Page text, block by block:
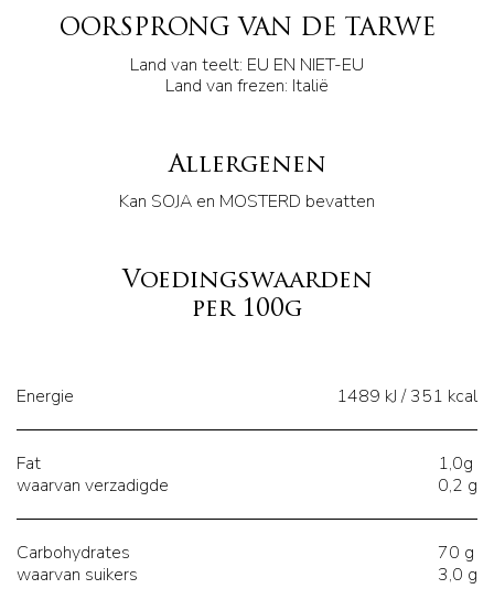
OORSPRONG VAN DE TARWE
Land van teelt: EU EN NIET-EU
Land van frezen: Italië
Allergenen
Kan SOJA en MOSTERD bevatten
Voedingswaarden
per 100g
Energie 1489 kJ / 351 kcal
Fat
waarvan verzadigde
1,0g
0,2 g
Carbohydrates
waarvan suikers
70 g
3,0 g